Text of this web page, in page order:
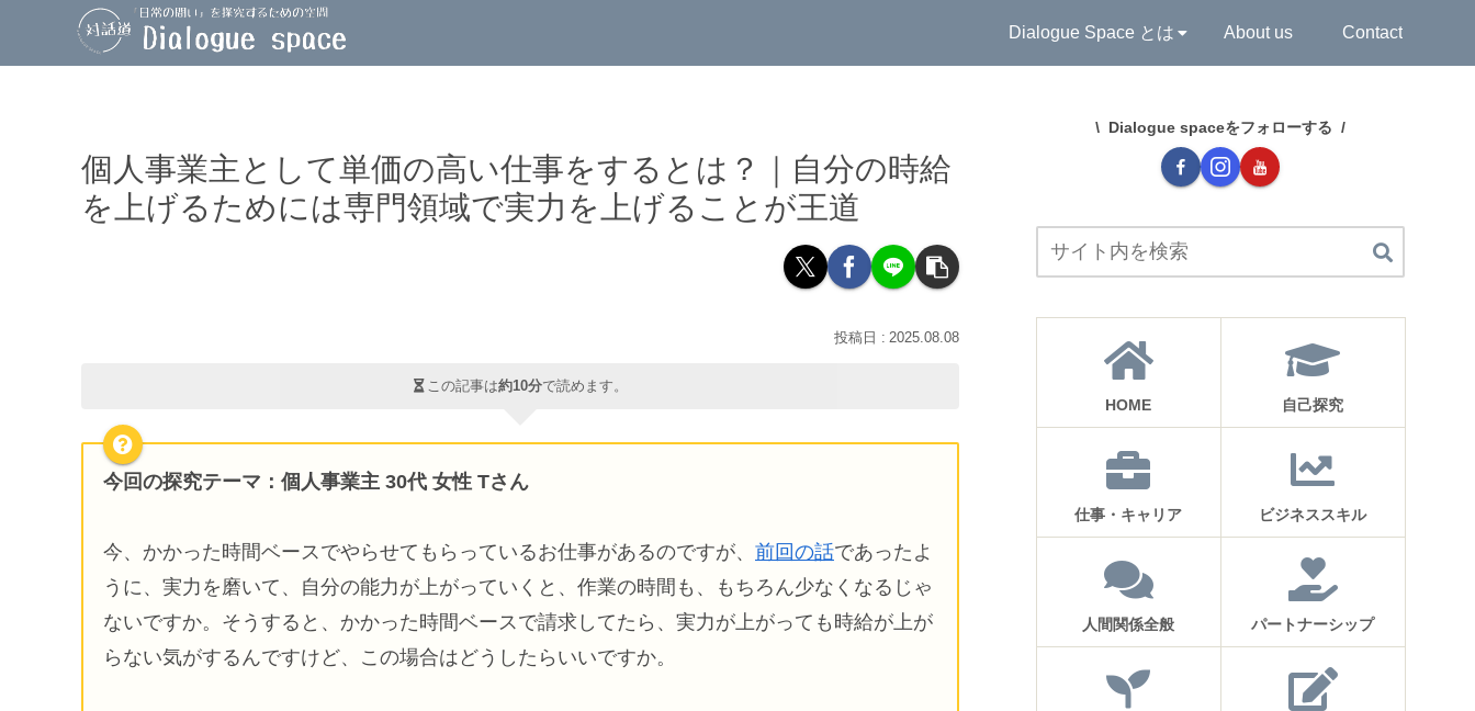
Dialogue Space とは About us Contact
個人事業主として単価の高い仕事をするとは？｜自分の時給
を上げるためには専門領域で実力を上げることが王道
2025.08.08
この記事は約10分で読めます。
今回の探究テーマ：個人事業主 30代 女性 Tさん
今、かかった時間ベースでやらせてもらっているお仕事があるのですが、 前回の話であったよ
うに、実力を磨いて、自分の能力が上がっていくと、作業の時間も、もちろん少なくなるじゃ
ないですか。そうすると、かかった時間ベースで請求してたら、実力が上がっても時給が上が
らない気がするんですけど、この場合はどうしたらいいですか。
Dialogue spaceをフォローする
HOME 自己探究
仕事・キャリア ビジネススキル
人間関係全般 パートナーシップ